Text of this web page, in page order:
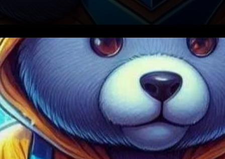
Le prix de l’Ethereum a connu
une spirale baissière pendant
plusieurs semaines, avec
l’actif numérique continuant